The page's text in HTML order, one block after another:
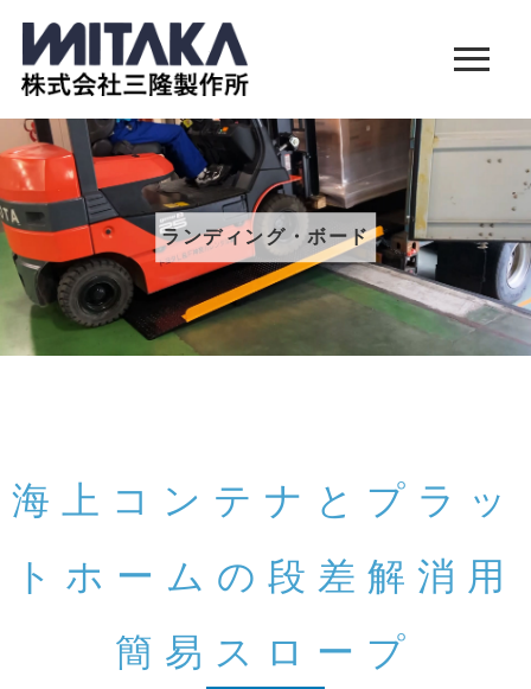
ランディング・ボード
海上コンテナとプラッ
トホームの段差解消用
簡易スロープ